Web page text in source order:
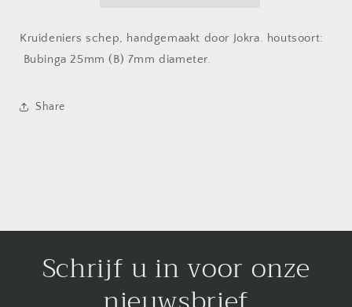
Kruideniers schep, handgemaakt door Jokra. houtsoort:
Bubinga 25mm (B) 7mm diameter.
Share
Schrijf u in voor onze